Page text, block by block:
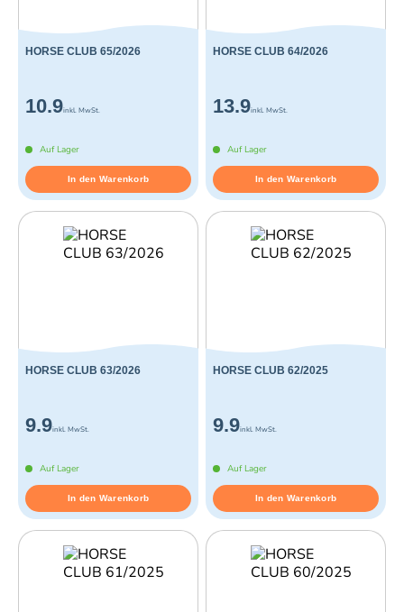
HORSE CLUB 65/2026
10.9inkl. MwSt.
Auf Lager
In den Warenkorb
HORSE CLUB 64/2026
13.9inkl. MwSt.
Auf Lager
In den Warenkorb
HORSE CLUB 63/2026
9.9inkl. MwSt.
Auf Lager
In den Warenkorb
HORSE CLUB 62/2025
9.9inkl. MwSt.
Auf Lager
In den Warenkorb